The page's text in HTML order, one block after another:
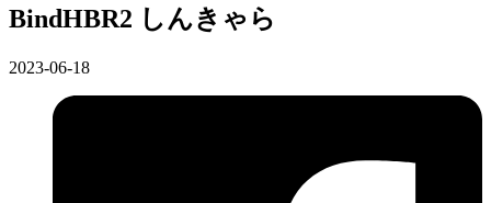
BindHBR2 しんきゃら
2023-06-18